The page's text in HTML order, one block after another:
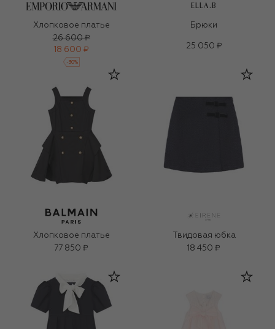
Хлопковое платье
26 600 ₽
18 600 ₽
-30%
ELLA.B
Брюки
25 050 ₽
Хлопковое платье
77 850 ₽
Твидовая юбка
18 450 ₽